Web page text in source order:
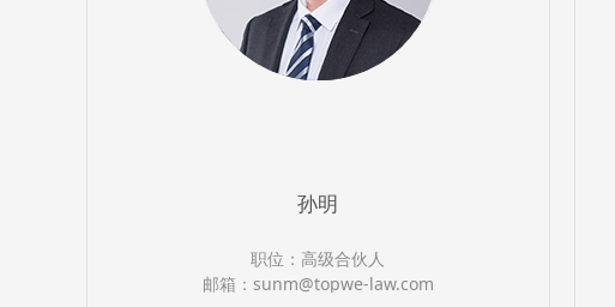
孙明
职位：高级合伙人
邮箱：sunm@topwe-law.com